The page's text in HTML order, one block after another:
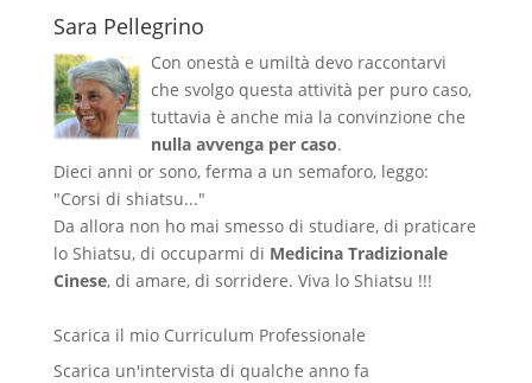
Sara Pellegrino
Con onestà e umiltà devo raccontarvi
che svolgo questa attività per puro caso,
tuttavia è anche mia la convinzione che
nulla avvenga per caso.
Dieci anni or sono, ferma a un semaforo, leggo:
"Corsi di shiatsu..."
Da allora non ho mai smesso di studiare, di praticare
lo Shiatsu, di occuparmi di Medicina Tradizionale
Cinese, di amare, di sorridere. Viva lo Shiatsu !!!
Scarica il mio Curriculum Professionale
Scarica un'intervista di qualche anno fa